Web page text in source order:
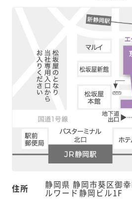
住所 静岡県 静岡市葵区御
ルワード静岡ビル1F